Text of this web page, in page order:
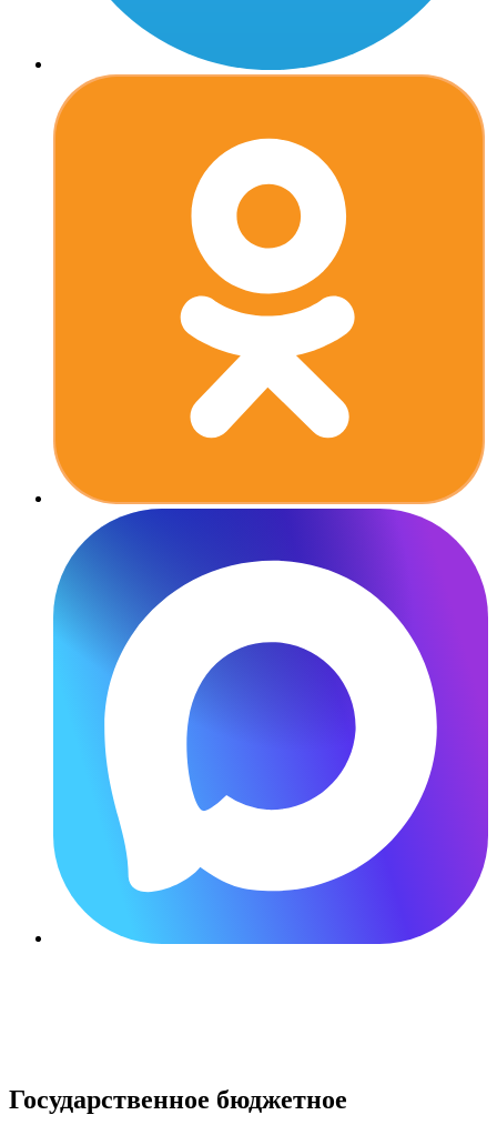
Государственное бюджетное